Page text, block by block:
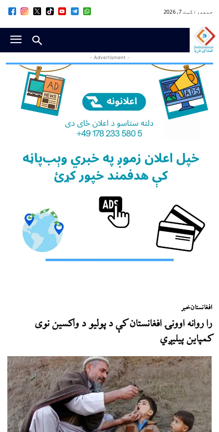
جمعه, اگست 7, 2026
- Advertisment -
افغانستانخبر
را روانه اوونۍ افغانستان کې د پولیو د واکسین نوی
کمپاین پیلیږي